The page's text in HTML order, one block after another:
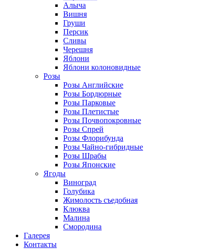
Алыча
Вишня
Груши
Персик
Сливы
Черешня
Яблони
Яблони колоновидные
Розы
Розы Английские
Розы Бордюрные
Розы Парковые
Розы Плетистые
Розы Почвопокровные
Розы Спрей
Розы Флорибунда
Розы Чайно-гибридные
Розы Шрабы
Розы Японские
Ягоды
Виноград
Голубика
Жимолость съедобная
Клюква
Малина
Смородина
Галерея
Контакты